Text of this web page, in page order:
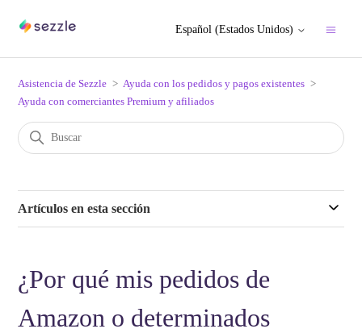
Español (Estados Unidos)
Asistencia de Sezzle
Ayuda con los pedidos y pagos existentes
Ayuda con comerciantes Premium y afiliados
Artículos en esta sección
¿Por qué mis pedidos de
Amazon o determinados